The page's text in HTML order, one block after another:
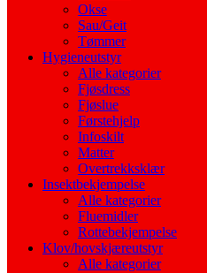
Okse
Sau/Geit
Tømmer
Hygieneutstyr
Alle kategorier
Fjøsdress
Fjøslue
Førstehjelp
Infoskilt
Matter
Overtrekksklær
Insektbekjempelse
Alle kategorier
Fluemidler
Rottebekjempelse
Klov/hovskjæreutstyr
Alle kategorier